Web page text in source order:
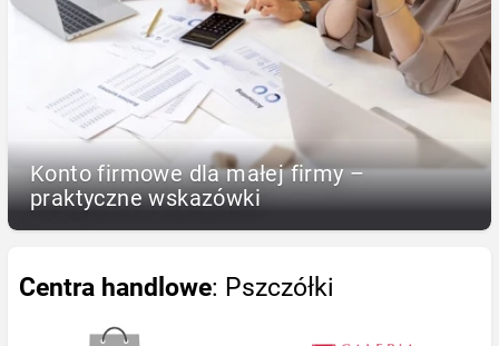
Konto firmowe dla małej firmy –
praktyczne wskazówki
Centra handlowe: Pszczółki